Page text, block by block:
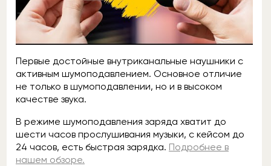
Первые достойные внутриканальные наушники с
активным шумоподавлением. Основное отличие
не только в шумоподавлении, но и в высоком
качестве звука.
В режиме шумоподавления заряда хватит до
шести часов прослушивания музыки, с кейсом до
24 часов, есть быстрая зарядка. Подробнее в
нашем обзоре.